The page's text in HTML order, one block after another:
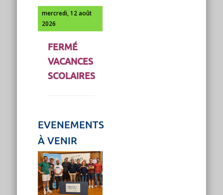
mercredi, 12 août
2026
FERMÉ
VACANCES
SCOLAIRES
EVENEMENTS
À VENIR